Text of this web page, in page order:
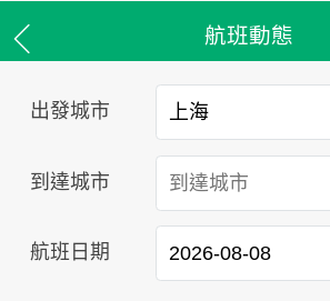
航班動態
出發城市
到達城市
航班日期